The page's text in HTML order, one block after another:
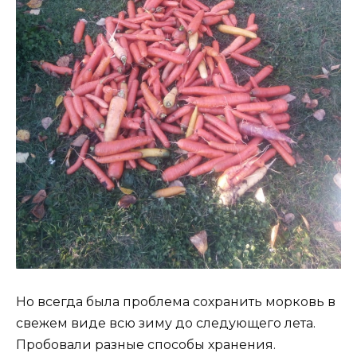
Но всегда была проблема сохранить морковь в
свежем виде всю зиму до следующего лета.
Пробовали разные способы хранения.